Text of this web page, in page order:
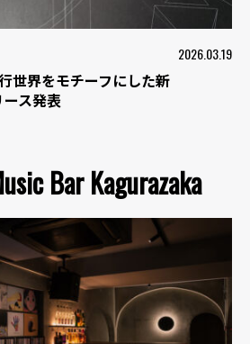
2026.03.19
世界をモチーフにした新
ス発表
Bar Kagurazaka